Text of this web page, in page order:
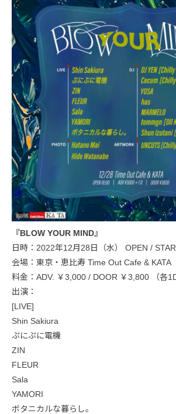
『BLOW YOUR MIND』
日時：2022年12月28日（水） OPEN /
会場：東京・恵比寿 Time Out Cafe & KATA
料金：ADV. ￥3,000 / DOOR ￥3,800 （各
出演：
[LIVE]
Shin Sakiura
ぷにぷに電機
ZIN
FLEUR
Sala
YAMORI
ボタニカルな暮らし。